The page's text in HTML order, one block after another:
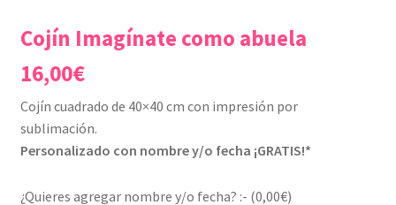
Cojín Imagínate como abuela
16,00€
Cojín cuadrado de 40×40 cm con impresión por
sublimación.
Personalizado con nombre y/o fecha ¡GRATIS!*
¿Quieres agregar nombre y/o fecha? :- (0,00€)